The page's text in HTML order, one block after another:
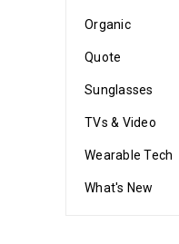
Organic
Quote
Sunglasses
TVs & Video
Wearable Tech
What's New